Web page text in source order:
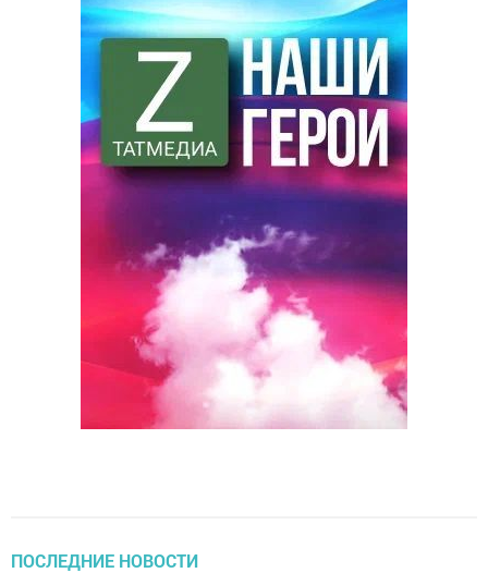
ПОСЛЕДНИЕ НОВОСТИ